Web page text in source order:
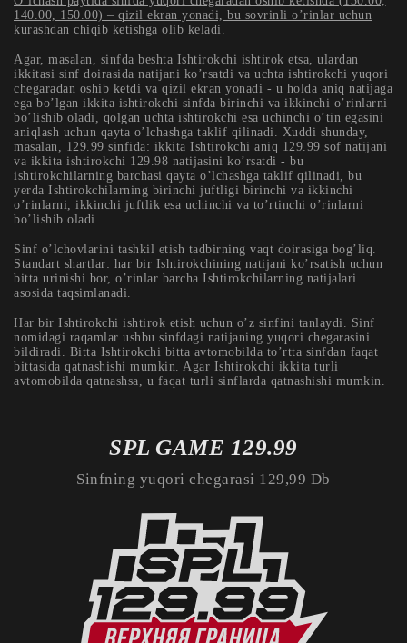
140.00, 150.00) – qizil ekran yonadi, bu sovrinli o’rinlar uchun
kurashdan chiqib ketishga olib keladi.
Agar, masalan, sinfda beshta Ishtirokchi ishtirok etsa, ulardan
ikkitasi sinf doirasida natijani ko’rsatdi va uchta ishtirokchi yuqori
chegaradan oshib ketdi va qizil ekran yonadi - u holda aniq natijaga
ega bo’lgan ikkita ishtirokchi sinfda birinchi va ikkinchi o’rinlarni
bo’lishib oladi, qolgan uchta ishtirokchi esa uchinchi o’tin egasini
aniqlash uchun qayta o’lchashga taklif qilinadi. Xuddi shunday,
masalan, 129.99 sinfida: ikkita Ishtirokchi aniq 129.99 sof natijani
va ikkita ishtirokchi 129.98 natijasini ko’rsatdi - bu
ishtirokchilarning barchasi qayta o’lchashga taklif qilinadi, bu
yerda Ishtirokchilarning birinchi juftligi birinchi va ikkinchi
o’rinlarni, ikkinchi juftlik esa uchinchi va to’rtinchi o’rinlarni
bo’lishib oladi.
Sinf o’lchovlarini tashkil etish tadbirning vaqt doirasiga bog’liq.
Standart shartlar: har bir Ishtirokchining natijani ko’rsatish uchun
bitta urinishi bor, o’rinlar barcha Ishtirokchilarning natijalari
asosida taqsimlanadi.
Har bir Ishtirokchi ishtirok etish uchun o’z sinfini tanlaydi. Sinf
nomidagi raqamlar ushbu sinfdagi natijaning yuqori chegarasini
bildiradi. Bitta Ishtirokchi bitta avtomobilda to’rtta sinfdan faqat
bittasida qatnashishi mumkin. Agar Ishtirokchi ikkita turli
avtomobilda qatnashsa, u faqat turli sinflarda qatnashishi mumkin.
SPL GAME 129.99
Sinfning yuqori chegarasi 129,99 Db